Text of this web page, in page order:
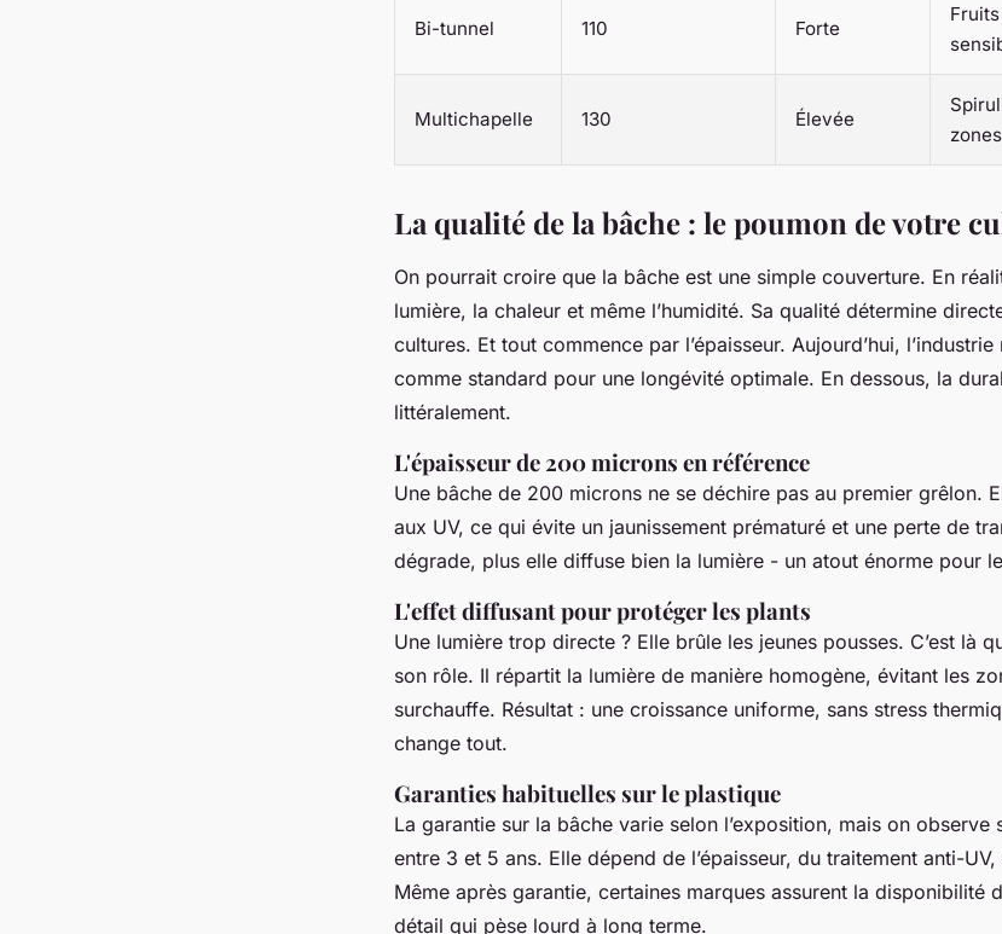
Bi-tunnel 110 Forte
Multichapelle 130 Élevée
La qualité de la bâche : le poumon de votre
On pourrait croire que la bâche est une simple couverture. En
lumière, la chaleur et même l’humidité. Sa qualité détermine
cultures. Et tout commence par l’épaisseur. Aujourd’hui, l’industrie
comme standard pour une longévité optimale. En dessous, la
littéralement.
L'épaisseur de 200 microns en référence
Une bâche de 200 microns ne se déchire pas au premier grêlon.
aux UV, ce qui évite un jaunissement prématuré et une perte de
dégrade, plus elle diffuse bien la lumière - un atout énorme pour
L'effet diffusant pour protéger les plants
Une lumière trop directe ? Elle brûle les jeunes pousses. C’est là
son rôle. Il répartit la lumière de manière homogène, évitant les
surchauffe. Résultat : une croissance uniforme, sans stress
change tout.
Garanties habituelles sur le plastique
La garantie sur la bâche varie selon l’exposition, mais on observe
entre 3 et 5 ans. Elle dépend de l’épaisseur, du traitement anti-UV,
Même après garantie, certaines marques assurent la disponibilité
détail qui pèse lourd à long terme.